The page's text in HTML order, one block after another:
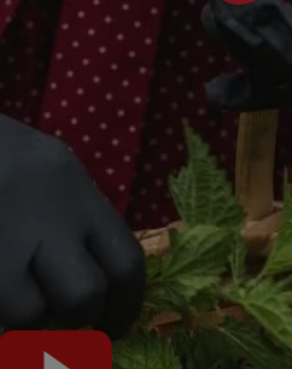
keresés
Video